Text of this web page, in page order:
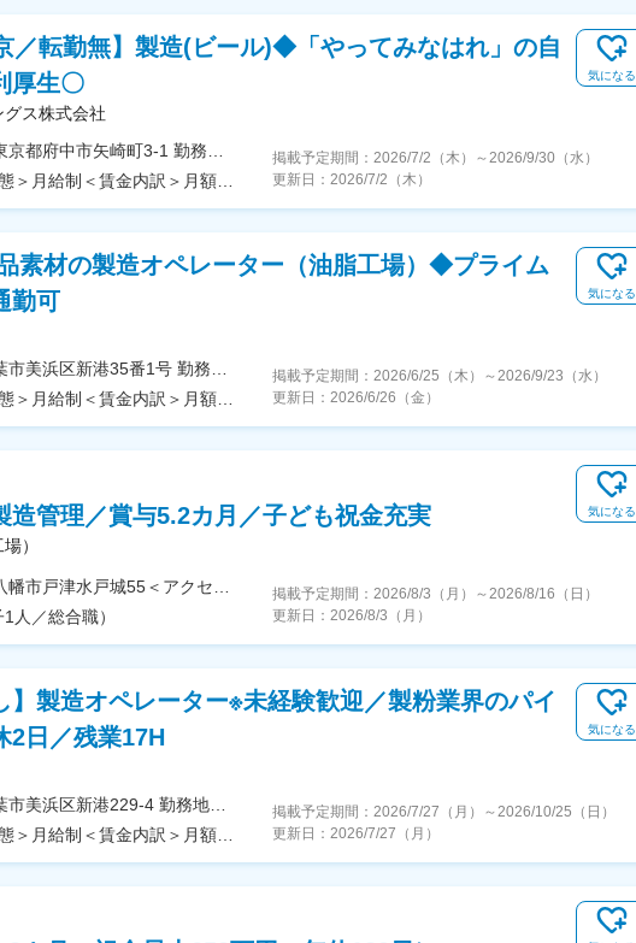
／転勤無】製造(ビール)◆「やってみなはれ」の自
厚生〇
ス株式会社
気になる
掲載予定期間： 2026/7/2（木） ～2026/9/30（水）
更新日： 2026/7/2（木）
素材の製造オペレーター（油脂工場）◆プライム
勤可
気になる
掲載予定期間： 2026/6/25（木） ～2026/9/23（水）
更新日： 2026/6/26（金）
造管理／賞与5.2カ月／子ども祝金充実
）
気になる
／総合職）
掲載予定期間： 2026/8/3（月） ～2026/8/16（日）
更新日： 2026/8/3（月）
】製造オペレーター※未経験歓迎／製粉業界のパイ
2日／残業17H
気になる
掲載予定期間： 2026/7/27（月） ～2026/10/25（日）
更新日： 2026/7/27（月）